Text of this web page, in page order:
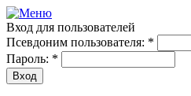
Вход для пользователей
Псевдоним пользователя: *
Пароль: *